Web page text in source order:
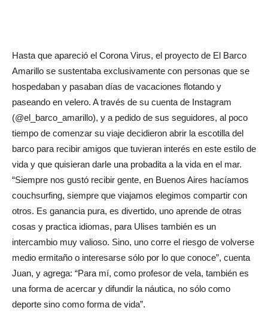
Hasta que apareció el Corona Virus, el proyecto de El Barco
Amarillo se sustentaba exclusivamente con personas que se
hospedaban y pasaban días de vacaciones flotando y
paseando en velero. A través de su cuenta de Instagram
(@el_barco_amarillo), y a pedido de sus seguidores, al poco
tiempo de comenzar su viaje decidieron abrir la escotilla del
barco para recibir amigos que tuvieran interés en este estilo de
vida y que quisieran darle una probadita a la vida en el mar.
“Siempre nos gustó recibir gente, en Buenos Aires hacíamos
couchsurfing, siempre que viajamos elegimos compartir con
otros. Es ganancia pura, es divertido, uno aprende de otras
cosas y practica idiomas, para Ulises también es un
intercambio muy valioso. Sino, uno corre el riesgo de volverse
medio ermitaño o interesarse sólo por lo que conoce”, cuenta
Juan, y agrega: “Para mí, como profesor de vela, también es
una forma de acercar y difundir la náutica, no sólo como
deporte sino como forma de vida”.